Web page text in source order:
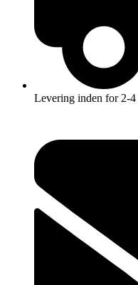
Levering inden for 2-4